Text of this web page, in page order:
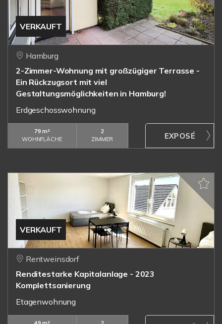
VERKAUFT
Hamburg
2-Zimmer-Wohnung mit großzügiger Terrasse -
Ein Rückzugsort mit viel
Gestaltungsmöglichkeiten in Hamburg!
Erdgeschosswohnung
79 m²
WOHNFLÄCHE
2
ZIMMER
VERKAUFT
Rentweinsdorf
Renditestarke Kapitalanlage - 2023
Komplettsanierung
Etagenwohnung